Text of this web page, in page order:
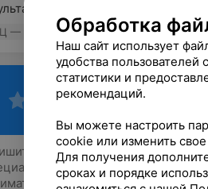
Спокойный,
— УК, ул. Сухая, 28
Обработка
Наш сайт использует
удобства пользователей
статистики и
рекомендаций.
Вы можете настроить
cookie или изменить
Для получения
сроках и порядке